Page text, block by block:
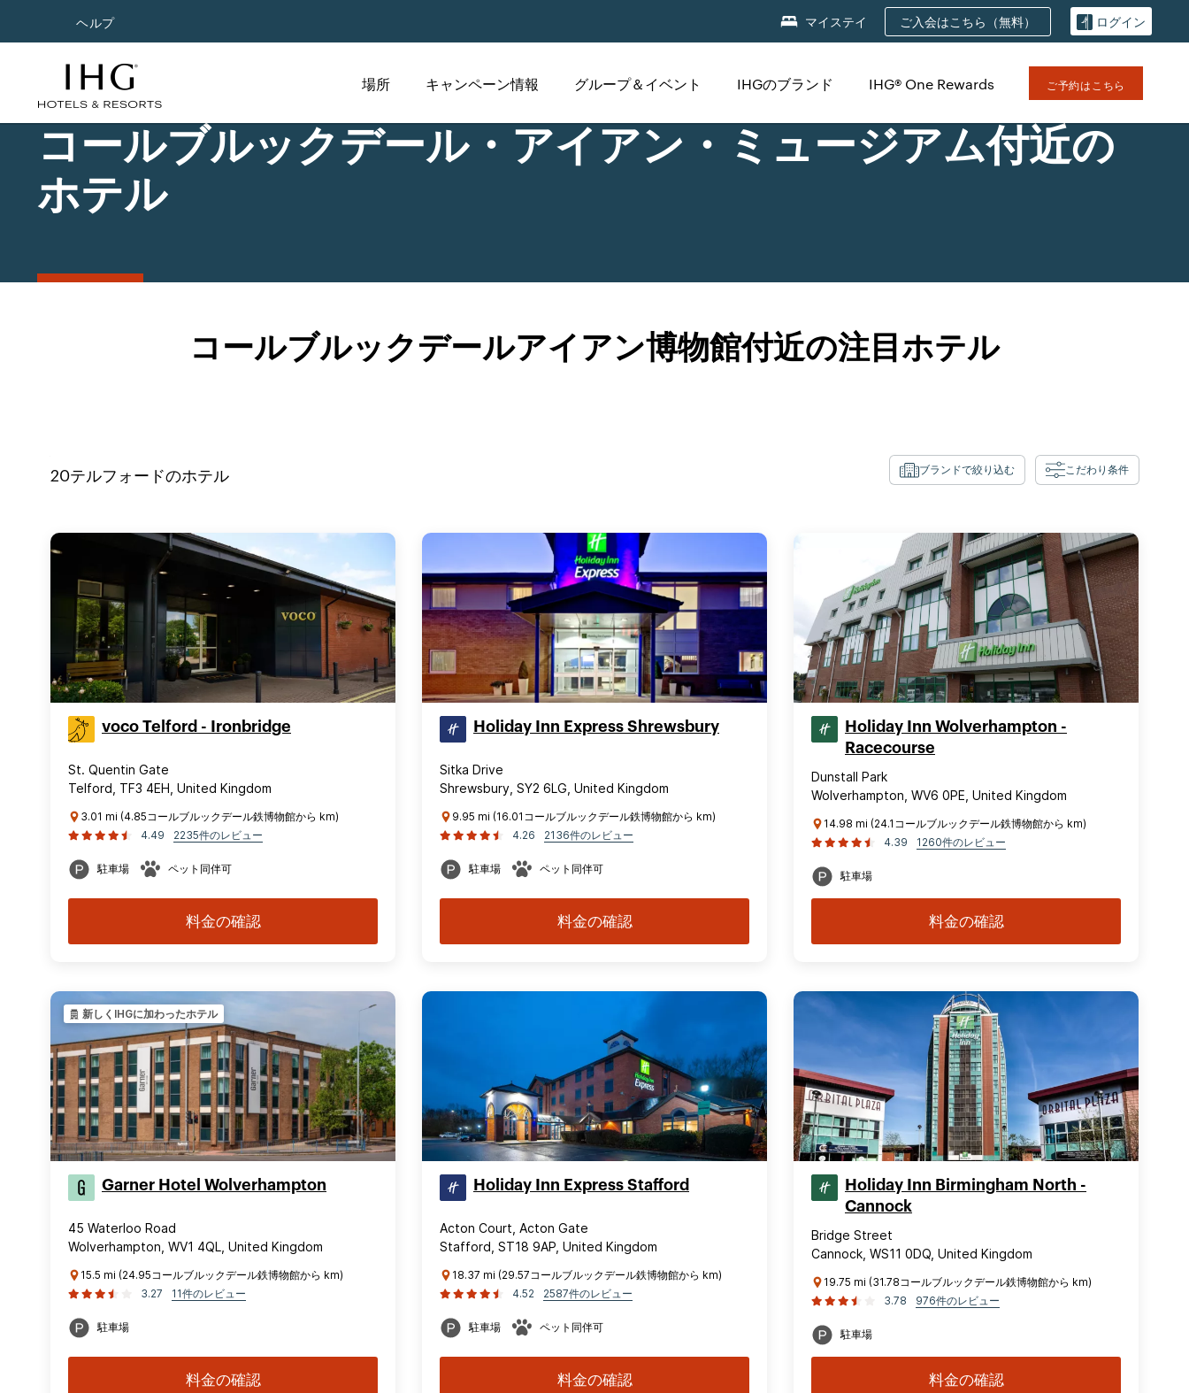
ヘルプ マイステイ ご入会はこちら（無料） ログイン
場所 キャンペーン情報 グループ＆イベント IHGのブランド IHG® One Rewards ご予約はこちら
コールブルックデール・アイアン・ミュージアム付近の
ホテル
コールブルックデールアイアン博物館付近の注目ホテル
20テルフォードのホテル ブランドで絞り込む こだわり条件
voco Telford - Ironbridge
St. Quentin Gate
Telford, TF3 4EH, United Kingdom
3.01 mi (4.85コールブルックデール鉄博物館から km)
4.49
2235件のレビュー
駐車場 ペット同伴可
料金の確認
Holiday Inn Express Shrewsbury
Sitka Drive
Shrewsbury, SY2 6LG, United Kingdom
9.95 mi (16.01コールブルックデール鉄博物館から km)
4.26
2136件のレビュー
駐車場 ペット同伴可
料金の確認
Holiday Inn Wolverhampton -
Racecourse
Dunstall Park
Wolverhampton, WV6 0PE, United Kingdom
14.98 mi (24.1コールブルックデール鉄博物館から km)
4.39
1260件のレビュー
駐車場
料金の確認
新しくIHGに加わったホテル
Garner Hotel Wolverhampton
45 Waterloo Road
Wolverhampton, WV1 4QL, United Kingdom
15.5 mi (24.95コールブルックデール鉄博物館から km)
3.27
11件のレビュー
駐車場
料金の確認
Holiday Inn Express Stafford
Acton Court, Acton Gate
Stafford, ST18 9AP, United Kingdom
18.37 mi (29.57コールブルックデール鉄博物館から km)
4.52
2587件のレビュー
駐車場 ペット同伴可
料金の確認
Holiday Inn Birmingham North -
Cannock
Bridge Street
Cannock, WS11 0DQ, United Kingdom
19.75 mi (31.78コールブルックデール鉄博物館から km)
3.78
976件のレビュー
駐車場
料金の確認